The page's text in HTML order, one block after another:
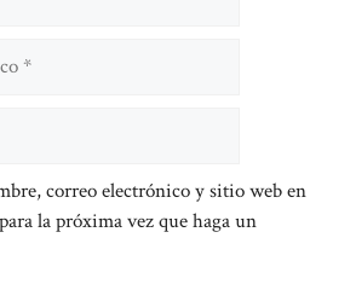
correo electrónico y sitio web en
la próxima vez que haga un